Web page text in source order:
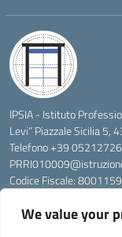
We value your
IPSIA - Istituto
Levi” Piazzale Sicilia 5,
Telefono +39
Codice Fiscale:
Codice Univoco di